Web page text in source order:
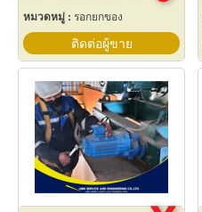
หมวดหมู่ : รอกยกของ
ติดต่อผู้ขาย